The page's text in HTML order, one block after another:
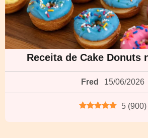
Receita de Cake Donuts
Fred 15/06/2026
5 (900)